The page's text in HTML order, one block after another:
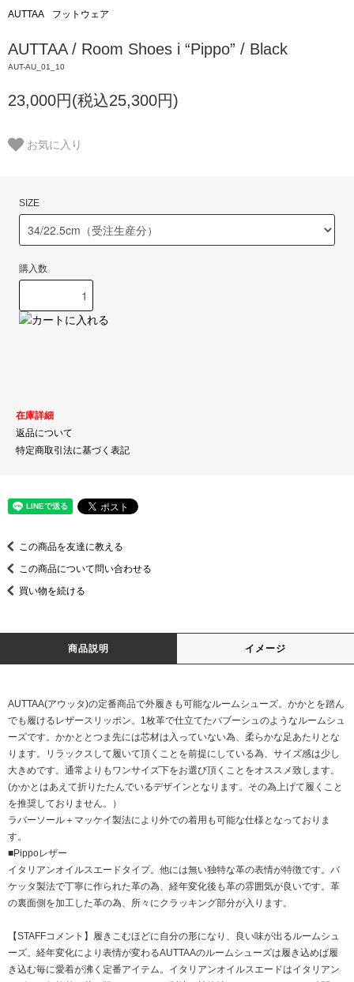
AUTTAA フットウェア
AUTTAA / Room Shoes i “Pippo” / Black
AUT-AU_01_10
23,000円(税込25,300円)
お気に入り
SIZE
購入数
在庫詳細
返品について
特定商取引法に基づく表記
この商品を友達に教える
この商品について問い合わせる
買い物を続ける
商品説明 イメージ
AUTTAA(アウッタ)の定番商品で外履きも可能なルームシューズ。かかとを踏ん
でも履けるレザースリッポン。1枚革で仕立てたバブーシュのようなルームシュ
ーズです。かかととつま先には芯材は入っていない為、柔らかな足あたりとな
ります。リラックスして履いて頂くことを前提にしている為、サイズ感は少し
大きめです。通常よりもワンサイズ下をお選び頂くことをオススメ致します。
(かかとはあえて折りたたんでいるデザインとなります。その為上げて履くこと
を推奨しておりません。）
ラバーソール＋マッケイ製法により外での着用も可能な仕様となっておりま
す。
■Pippoレザー
イタリアンオイルスエードタイプ。他には無い独特な革の表情が特徴です。バ
ケッタ製法で丁寧に作られた革の為、経年変化後も革の雰囲気が良いです。革
の裏面側を加工した革の為、所々にクラッキング部分が入ります。
【STAFFコメント】履きこむほどに自分の形になり、良い味が出るルームシュ
ーズ。経年変化により表情が変わるAUTTAAのルームシューズは履き込めば履
き込む毎に愛着が沸く定番アイテム。イタリアンオイルスエードはイタリアン